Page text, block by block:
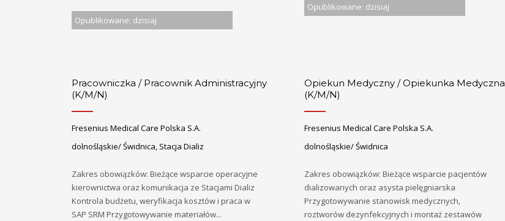
Opublikowane: dzisiaj
Opublikowane: dzisiaj
Pracowniczka / Pracownik Administracyjny
(K/M/N)
Fresenius Medical Care Polska S.A.
dolnośląskie/ Świdnica, Stacja Dializ
Zakres obowiązków: Bieżące wsparcie operacyjne
kierownictwa oraz komunikacja ze Stacjami Dializ
Kontrola budżetu, weryfikacja kosztów i praca w
SAP SRM Przygotowywanie materiałów...
Opiekun Medyczny / Opiekunka Medyczna
(K/M/N)
Fresenius Medical Care Polska S.A.
dolnośląskie/ Świdnica
Zakres obowiązków: Bieżące wsparcie pacjentów
dializowanych oraz asysta pielęgniarska
Przygotowywanie stanowisk medycznych,
roztworów dezynfekcyjnych i montaż zestawów